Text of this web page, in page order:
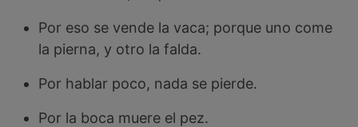
Por eso se vende la vaca; porque uno come
la pierna, y otro la falda.
Por hablar poco, nada se pierde.
Por la boca muere el pez.